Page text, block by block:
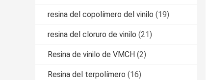
resina del copolímero del vinilo (19)
resina del cloruro de vinilo (21)
Resina de vinilo de VMCH (2)
Resina del terpolímero (16)